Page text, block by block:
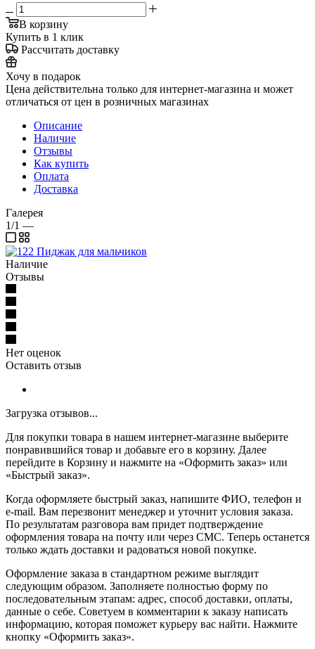
В корзину
Купить в 1 клик
Рассчитать доставку
Хочу в подарок
Цена действительна только для интернет-магазина и может
отличаться от цен в розничных магазинах
Описание
Наличие
Отзывы
Как купить
Оплата
Доставка
Галерея
1/1 —
Наличие
Отзывы
Нет оценок
Оставить отзыв
Загрузка отзывов...
Для покупки товара в нашем интернет-магазине выберите
понравившийся товар и добавьте его в корзину. Далее
перейдите в Корзину и нажмите на «Оформить заказ» или
«Быстрый заказ».
Когда оформляете быстрый заказ, напишите ФИО, телефон и
e-mail. Вам перезвонит менеджер и уточнит условия заказа.
По результатам разговора вам придет подтверждение
оформления товара на почту или через СМС. Теперь останется
только ждать доставки и радоваться новой покупке.
Оформление заказа в стандартном режиме выглядит
следующим образом. Заполняете полностью форму по
последовательным этапам: адрес, способ доставки, оплаты,
данные о себе. Советуем в комментарии к заказу написать
информацию, которая поможет курьеру вас найти. Нажмите
кнопку «Оформить заказ».